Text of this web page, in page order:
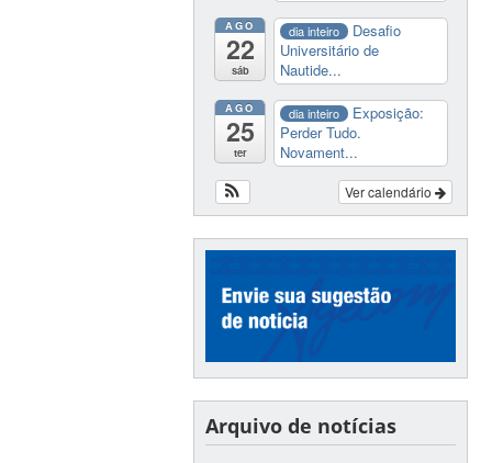
AGO
22
sáb
dia inteiro
Desafio
Universitário de
Nautide...
AGO
25
ter
dia inteiro
Exposição:
Perder Tudo.
Novament...
Ver calendário
Arquivo de notícias